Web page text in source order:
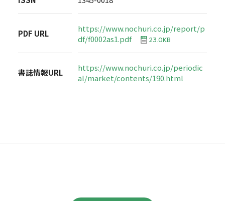
PDF URL
https://www.nochuri.co.jp/report/p
df/f0002as1.pdf
23.0KB
書誌情報URL
https://www.nochuri.co.jp/periodic
al/market/contents/190.html